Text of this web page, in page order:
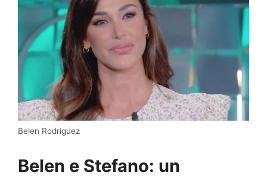
Belen Rodriguez
Belen e Stefano: un